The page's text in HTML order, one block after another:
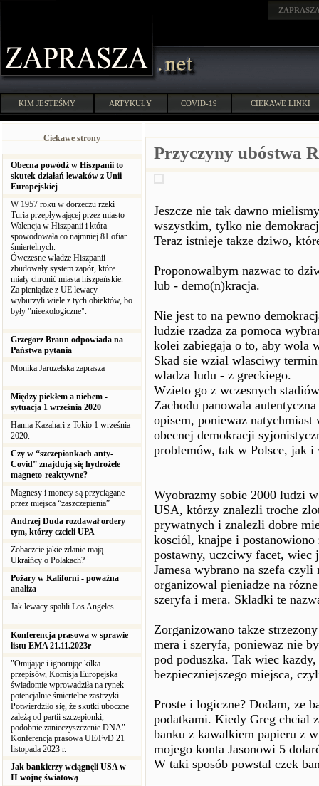
KIM JESTEŚMY ARTYKUŁY COVID-19 CIEKAWE LINKI
Ciekawe strony
Obecna powódź w Hiszpanii to
skutek działań lewaków z Unii
Europejskiej
W 1957 roku w dorzeczu rzeki
Turia przepływającej przez miasto
Walencja w Hiszpanii i która
spowodowała co najmniej 81 ofiar
śmiertelnych.
Ówczesne władze Hiszpanii
zbudowały system zapór, które
miały chronić miasta hiszpańskie.
Za pieniądze z UE lewacy
wyburzyli wiele z tych obiektów, bo
były "nieekologiczne".
Grzegorz Braun odpowiada na
Państwa pytania
Monika Jaruzelska zaprasza
Między piekłem a niebem -
sytuacja 1 września 2020
Hanna Kazahari z Tokio 1 września
2020.
Czy w “szczepionkach anty-
Covid” znajdują się hydrożele
magneto-reaktywne?
Magnesy i monety są przyciągane
przez miejsca “zaszczepienia”
Andrzej Duda rozdawał ordery
tym, którzy czcicli UPA
Zobaczcie jakie zdanie mają
Ukraińcy o Polakach?
Pożary w Kaliforni - poważna
analiza
Jak lewacy spalili Los Angeles
Konferencja prasowa w sprawie
listu EMA 21.11.2023r
"Omijając i ignorując kilka
przepisów, Komisja Europejska
świadomie wprowadziła na rynek
potencjalnie śmiertelne zastrzyki.
Potwierdziło się, że skutki uboczne
zależą od partii szczepionki,
podobnie zanieczyszczenie DNA".
Konferencja prasowa UE/FvD 21
listopada 2023 r.
Jak bankierzy wciągnęli USA w
II wojnę światową
Przyczyny ubóstwa
Jeszcze nie tak dawno
wszystkim, tylko nie
Teraz istnieje takze dziwo,
Proponowalbym nazwac to
lub - demo(n)kracja.
Nie jest to na pewno
ludzie rzadza za pomoca
kolei zabiegaja o to, aby wola
Skad sie wzial wlasciwy
wladza ludu - z greckiego.
Wzieto go z wczesnych
Zachodu panowala
opisem, poniewaz
obecnej demokracji
problemów, tak w Polsce, jak
Wyobrazmy sobie 2000 ludzi
USA, którzy znalezli troche
prywatnych i znalezli dobre
kosciól, knajpe i
postawny, uczciwy facet, wiec
Jamesa wybrano na szefa
organizowal pieniadze na
szeryfa i mera. Skladki te
Zorganizowano takze
mera i szeryfa, poniewaz nie
pod poduszka. Tak wiec
bezpieczniejszego miejsca,
Proste i logiczne? Dodam, ze
podatkami. Kiedy Greg chcial
banku z kawalkiem papieru z
mojego konta Jasonowi 5
W taki sposób powstal czek